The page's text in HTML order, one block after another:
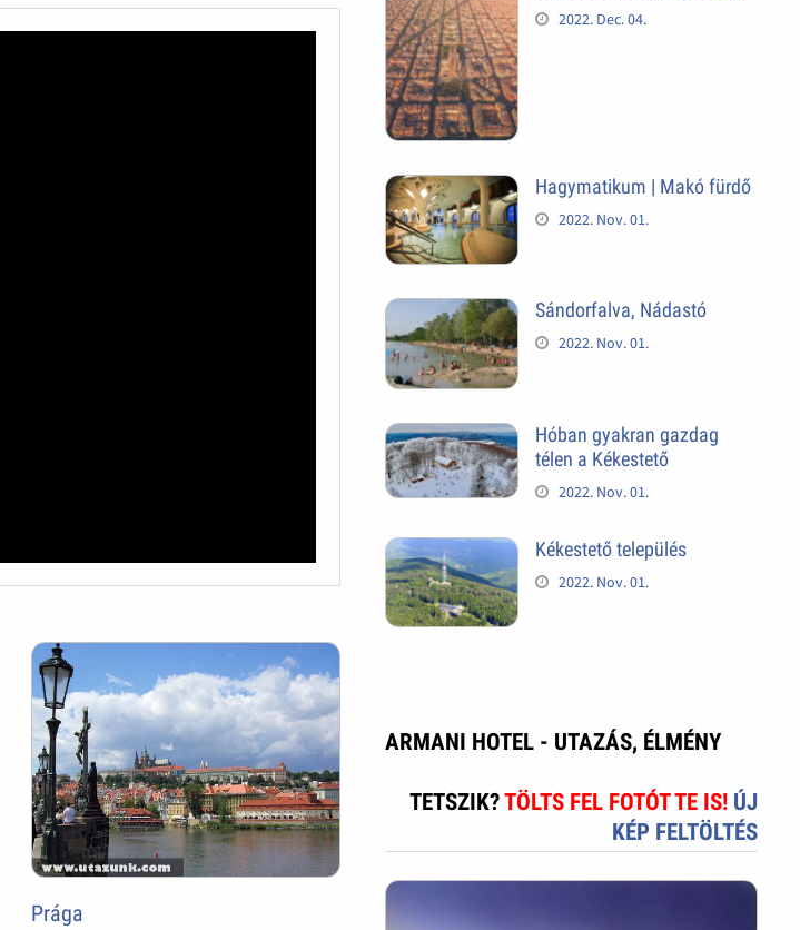
Prága
2022. Dec. 04.
Hagymatikum | Makó fürdő
2022. Nov. 01.
Sándorfalva, Nádastó
2022. Nov. 01.
Hóban gyakran gazdag
télen a Kékestető
2022. Nov. 01.
Kékestető település
2022. Nov. 01.
ARMANI HOTEL - UTAZÁS, ÉLMÉNY
TETSZIK?TÖLTS FEL FOTÓT TE IS! ÚJ
KÉP FELTÖLTÉS